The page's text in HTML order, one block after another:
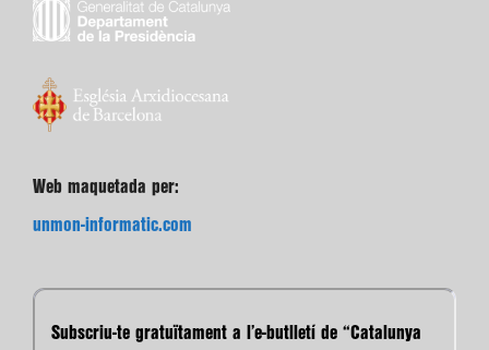
Web maquetada per:
unmon-informatic.com
Subscriu-te gratuïtament a l’e-butlletí de “Catalunya